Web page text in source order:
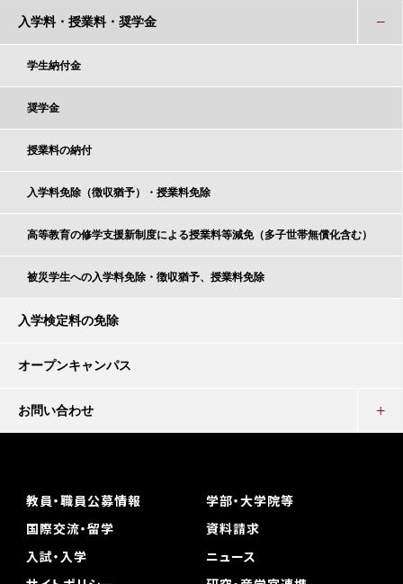
入学料・授業料・奨学金
学生納付金
奨学金
授業料の納付
入学料免除（徴収猶予）・授業料免除
高等教育の修学支援新制度による授業料等減免（多子世帯無償化含む）
被災学生への入学料免除・徴収猶予、授業料免除
入学検定料の免除
オープンキャンパス
お問い合わせ
教員・職員公募情報
学部・大学院等
国際交流・留学
資料請求
入試・入学
ニュース